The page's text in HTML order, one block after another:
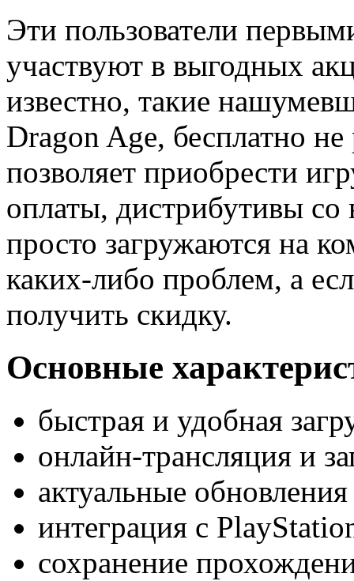
Эти пользователи
участвуют в выгодных
известно, такие
Dragon Age, бесплатно
позволяет приобрести
оплаты, дистрибутивы
просто загружаются на
каких-либо проблем, а
получить скидку.
Основные
быстрая и удобная
онлайн-трансляция и
актуальные
интеграция с
сохранение